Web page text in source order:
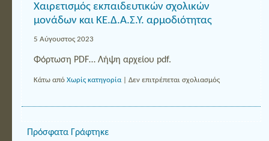
Χαιρετισμός εκπαιδευτικών σχολικών
μονάδων και ΚΕ.Δ.Α.Σ.Υ. αρμοδιότητας
5 Αύγουστος 2023
Φόρτωση PDF… Λήψη αρχείου pdf.
Κάτω από Χωρίς κατηγορία| Δεν επιτρέπεται σχολιασμόςστο
σχολικών
Πρόσφατα Γράφτηκε